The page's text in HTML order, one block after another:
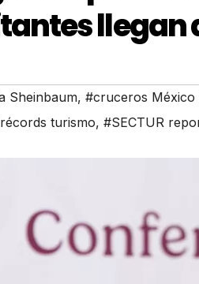
llegan
Sheinbaum, #cruceros México
turismo, #SECTUR